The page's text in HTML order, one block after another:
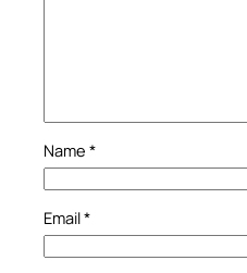
Name *
Email*